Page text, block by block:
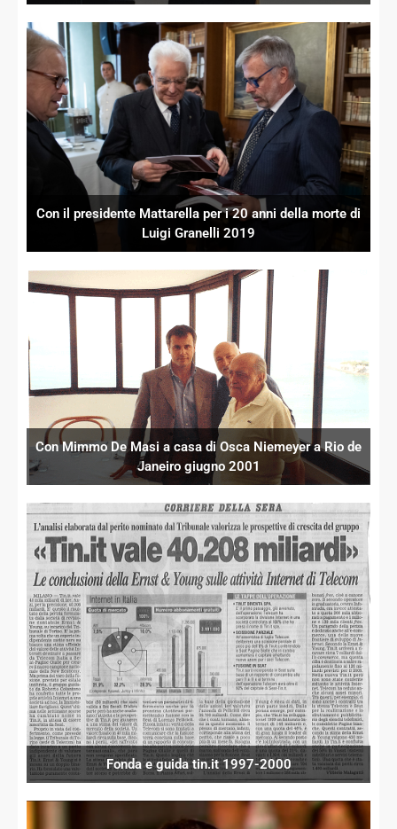
Con il presidente Mattarella per i 20 anni della morte di
Luigi Granelli 2019
Con Mimmo De Masi a casa di Osca Niemeyer a Rio de
Janeiro giugno 2001
Fonda e guida tin.it 1997-2000